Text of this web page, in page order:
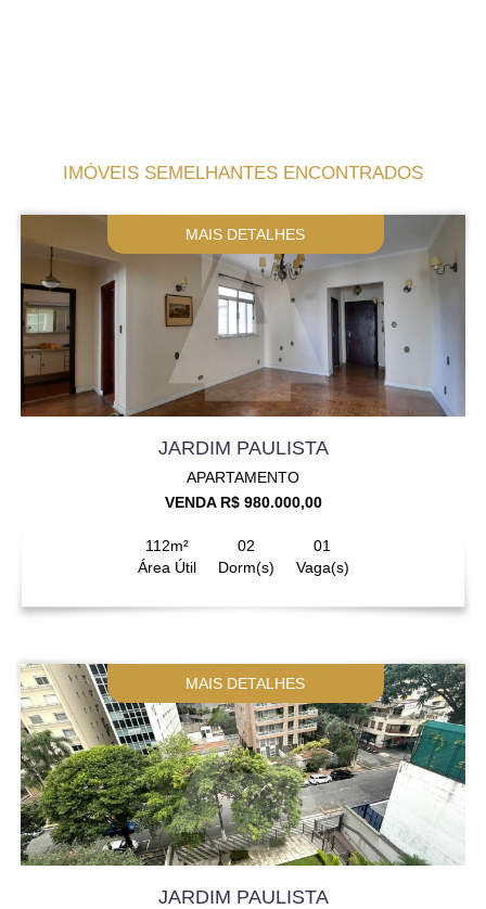
IMÓVEIS SEMELHANTES ENCONTRADOS
MAIS DETALHES
JARDIM PAULISTA
APARTAMENTO
VENDA R$ 980.000,00
112m²
Área Útil
02
Dorm(s)
01
Vaga(s)
MAIS DETALHES
JARDIM PAULISTA